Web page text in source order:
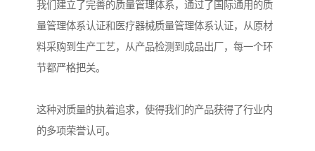
我们建立了完善的质量管理体系，通过了国际通用的质
量管理体系认证和医疗器械质量管理体系认证，从原材
料采购到生产工艺，从产品检测到成品出厂，每一个环
节都严格把关。
这种对质量的执着追求，使得我们的产品获得了行业内
的多项荣誉认可。